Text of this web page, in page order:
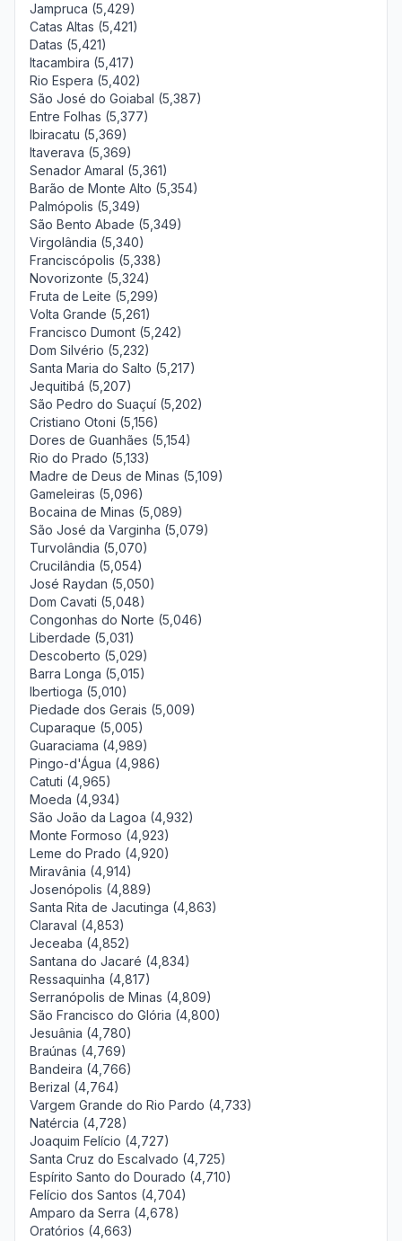
Jampruca (5,429)
Catas Altas (5,421)
Datas (5,421)
Itacambira (5,417)
Rio Espera (5,402)
São José do Goiabal (5,387)
Entre Folhas (5,377)
Ibiracatu (5,369)
Itaverava (5,369)
Senador Amaral (5,361)
Barão de Monte Alto (5,354)
Palmópolis (5,349)
São Bento Abade (5,349)
Virgolândia (5,340)
Franciscópolis (5,338)
Novorizonte (5,324)
Fruta de Leite (5,299)
Volta Grande (5,261)
Francisco Dumont (5,242)
Dom Silvério (5,232)
Santa Maria do Salto (5,217)
Jequitibá (5,207)
São Pedro do Suaçuí (5,202)
Cristiano Otoni (5,156)
Dores de Guanhães (5,154)
Rio do Prado (5,133)
Madre de Deus de Minas (5,109)
Gameleiras (5,096)
Bocaina de Minas (5,089)
São José da Varginha (5,079)
Turvolândia (5,070)
Crucilândia (5,054)
José Raydan (5,050)
Dom Cavati (5,048)
Congonhas do Norte (5,046)
Liberdade (5,031)
Descoberto (5,029)
Barra Longa (5,015)
Ibertioga (5,010)
Piedade dos Gerais (5,009)
Cuparaque (5,005)
Guaraciama (4,989)
Pingo-d'Água (4,986)
Catuti (4,965)
Moeda (4,934)
São João da Lagoa (4,932)
Monte Formoso (4,923)
Leme do Prado (4,920)
Miravânia (4,914)
Josenópolis (4,889)
Santa Rita de Jacutinga (4,863)
Claraval (4,853)
Jeceaba (4,852)
Santana do Jacaré (4,834)
Ressaquinha (4,817)
Serranópolis de Minas (4,809)
São Francisco do Glória (4,800)
Jesuânia (4,780)
Braúnas (4,769)
Bandeira (4,766)
Berizal (4,764)
Vargem Grande do Rio Pardo (4,733)
Natércia (4,728)
Joaquim Felício (4,727)
Santa Cruz do Escalvado (4,725)
Espírito Santo do Dourado (4,710)
Felício dos Santos (4,704)
Amparo da Serra (4,678)
Oratórios (4,663)